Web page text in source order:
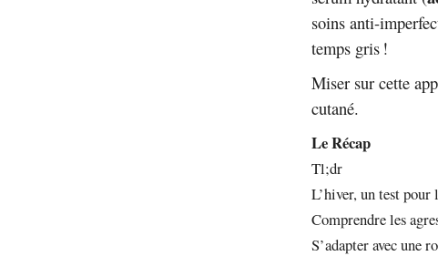
soins anti-
temps gris !
Miser sur cette
cutané.
Le Récap
Tl;dr
L’hiver, un test pour
Comprendre les
S’adapter avec une